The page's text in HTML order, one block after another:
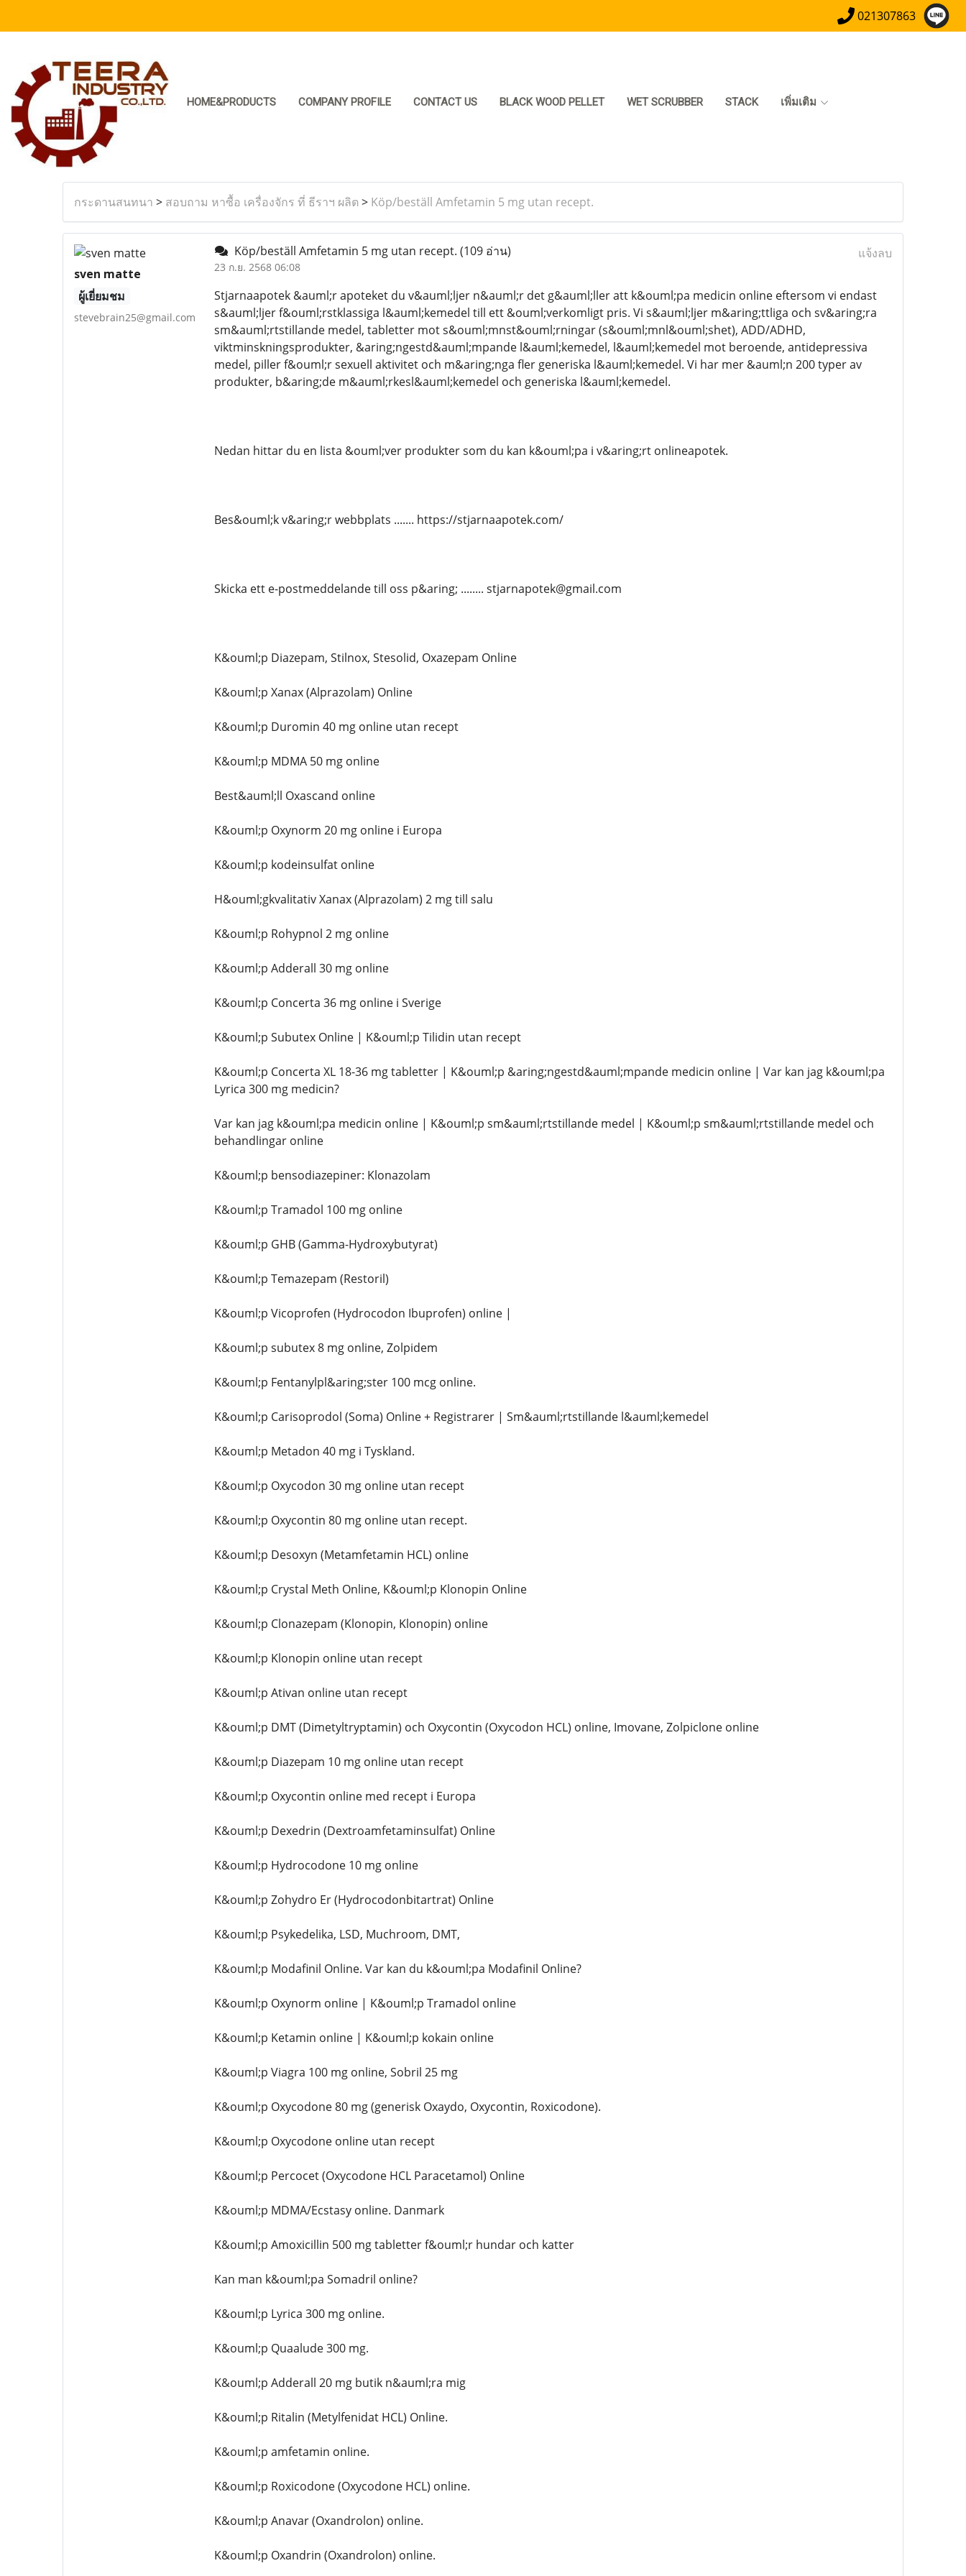
021307863
HOME&PRODUCTS COMPANY PROFILE CONTACT US BLACK WOOD PELLET WET SCRUBBER STACK เพิ่มเติม
กระดานสนทนา > สอบถาม หาซื้อ เครื่องจักร ที่ ธีราฯ ผลิต > Köp/beställ Amfetamin 5 mg utan recept.
sven matte
ผู้เยี่ยมชม
stevebrain25@gmail.com
Köp/beställ Amfetamin 5 mg utan recept. (109 อ่าน)
23 ก.ย. 2568 06:08
แจ้งลบ
Stjarnaapotek &auml;r apoteket du v&auml;ljer n&auml;r det g&auml;ller att k&ouml;pa medicin online eftersom vi endast
s&auml;ljer f&ouml;rstklassiga l&auml;kemedel till ett &ouml;verkomligt pris. Vi s&auml;ljer m&aring;ttliga och sv&aring;ra
sm&auml;rtstillande medel, tabletter mot s&ouml;mnst&ouml;rningar (s&ouml;mnl&ouml;shet), ADD/ADHD,
viktminskningsprodukter, &aring;ngestd&auml;mpande l&auml;kemedel, l&auml;kemedel mot beroende, antidepressiva
medel, piller f&ouml;r sexuell aktivitet och m&aring;nga fler generiska l&auml;kemedel. Vi har mer &auml;n 200 typer av
produkter, b&aring;de m&auml;rkesl&auml;kemedel och generiska l&auml;kemedel.
Nedan hittar du en lista &ouml;ver produkter som du kan k&ouml;pa i v&aring;rt onlineapotek.
Bes&ouml;k v&aring;r webbplats ....... https://stjarnaapotek.com/
Skicka ett e-postmeddelande till oss p&aring; ........ stjarnapotek@gmail.com
K&ouml;p Diazepam, Stilnox, Stesolid, Oxazepam Online
K&ouml;p Xanax (Alprazolam) Online
K&ouml;p Duromin 40 mg online utan recept
K&ouml;p MDMA 50 mg online
Best&auml;ll Oxascand online
K&ouml;p Oxynorm 20 mg online i Europa
K&ouml;p kodeinsulfat online
H&ouml;gkvalitativ Xanax (Alprazolam) 2 mg till salu
K&ouml;p Rohypnol 2 mg online
K&ouml;p Adderall 30 mg online
K&ouml;p Concerta 36 mg online i Sverige
K&ouml;p Subutex Online | K&ouml;p Tilidin utan recept
K&ouml;p Concerta XL 18-36 mg tabletter | K&ouml;p &aring;ngestd&auml;mpande medicin online | Var kan jag k&ouml;pa
Lyrica 300 mg medicin?
Var kan jag k&ouml;pa medicin online | K&ouml;p sm&auml;rtstillande medel | K&ouml;p sm&auml;rtstillande medel och
behandlingar online
K&ouml;p bensodiazepiner: Klonazolam
K&ouml;p Tramadol 100 mg online
K&ouml;p GHB (Gamma-Hydroxybutyrat)
K&ouml;p Temazepam (Restoril)
K&ouml;p Vicoprofen (Hydrocodon Ibuprofen) online |
K&ouml;p subutex 8 mg online, Zolpidem
K&ouml;p Fentanylpl&aring;ster 100 mcg online.
K&ouml;p Carisoprodol (Soma) Online + Registrarer | Sm&auml;rtstillande l&auml;kemedel
K&ouml;p Metadon 40 mg i Tyskland.
K&ouml;p Oxycodon 30 mg online utan recept
K&ouml;p Oxycontin 80 mg online utan recept.
K&ouml;p Desoxyn (Metamfetamin HCL) online
K&ouml;p Crystal Meth Online, K&ouml;p Klonopin Online
K&ouml;p Clonazepam (Klonopin, Klonopin) online
K&ouml;p Klonopin online utan recept
K&ouml;p Ativan online utan recept
K&ouml;p DMT (Dimetyltryptamin) och Oxycontin (Oxycodon HCL) online, Imovane, Zolpiclone online
K&ouml;p Diazepam 10 mg online utan recept
K&ouml;p Oxycontin online med recept i Europa
K&ouml;p Dexedrin (Dextroamfetaminsulfat) Online
K&ouml;p Hydrocodone 10 mg online
K&ouml;p Zohydro Er (Hydrocodonbitartrat) Online
K&ouml;p Psykedelika, LSD, Muchroom, DMT,
K&ouml;p Modafinil Online. Var kan du k&ouml;pa Modafinil Online?
K&ouml;p Oxynorm online | K&ouml;p Tramadol online
K&ouml;p Ketamin online | K&ouml;p kokain online
K&ouml;p Viagra 100 mg online, Sobril 25 mg
K&ouml;p Oxycodone 80 mg (generisk Oxaydo, Oxycontin, Roxicodone).
K&ouml;p Oxycodone online utan recept
K&ouml;p Percocet (Oxycodone HCL Paracetamol) Online
K&ouml;p MDMA/Ecstasy online. Danmark
K&ouml;p Amoxicillin 500 mg tabletter f&ouml;r hundar och katter
Kan man k&ouml;pa Somadril online?
K&ouml;p Lyrica 300 mg online.
K&ouml;p Quaalude 300 mg.
K&ouml;p Adderall 20 mg butik n&auml;ra mig
K&ouml;p Ritalin (Metylfenidat HCL) Online.
K&ouml;p amfetamin online.
K&ouml;p Roxicodone (Oxycodone HCL) online.
K&ouml;p Anavar (Oxandrolon) online.
K&ouml;p Oxandrin (Oxandrolon) online.